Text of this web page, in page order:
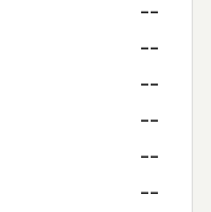
--
--
--
--
--
--